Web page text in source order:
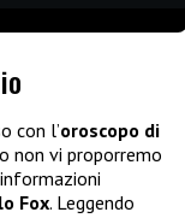
con l’oroscopo di
non vi proporremo
Fox. Leggendo